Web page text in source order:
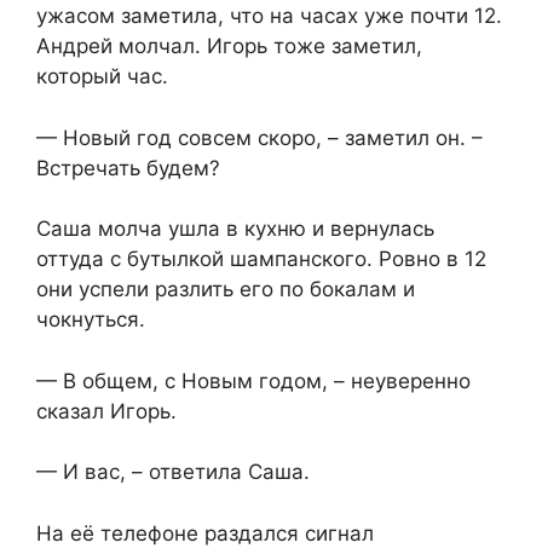
ужасом заметила, что на часах уже почти 12.
Андрей молчал. Игорь тоже заметил,
который час.
— Новый год совсем скоро, – заметил он. –
Встречать будем?
Саша молча ушла в кухню и вернулась
оттуда с бутылкой шампанского. Ровно в 12
они успели разлить его по бокалам и
чокнуться.
— В общем, с Новым годом, – неуверенно
сказал Игорь.
— И вас, – ответила Саша.
На её телефоне раздался сигнал